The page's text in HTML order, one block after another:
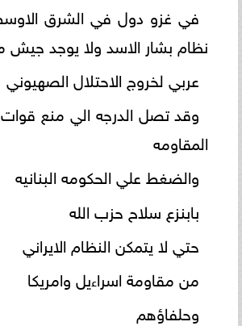
في غزو دول في الشرق
نظام بشار الاسد ولا يوجد جيش
عربي لخروج الاحتلال الصهيوني
وقد تصل الدرجه الي منع
المقاومه
والضغط علي الحكومه البنانيه
بابنزع سلاح حزب الله
حتي لا يتمكن النظام الايراني
من مقاومة اسراءيل وامريكا
وحلفاؤهم